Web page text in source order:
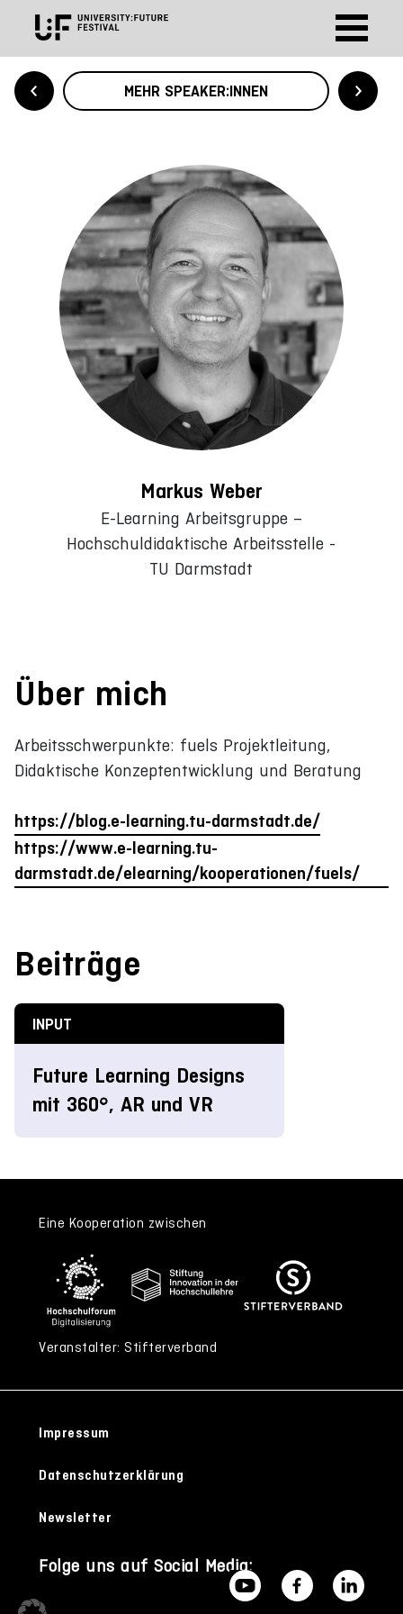
MEHR SPEAKER:INNEN
Markus Weber
E-Learning Arbeitsgruppe –
Hochschuldidaktische Arbeitsstelle -
TU Darmstadt
Über mich
Arbeitsschwerpunkte: fuels Projektleitung,
Didaktische Konzeptentwicklung und Beratung
https://blog.e-learning.tu-darmstadt.de/
https://www.e-learning.tu-
darmstadt.de/elearning/kooperationen/fuels/
Beiträge
INPUT
Future Learning Designs
mit 360°, AR und VR
Eine Kooperation zwischen
Veranstalter: Stifterverband
Impressum
Datenschutzerklärung
Newsletter
Folge uns auf Social Media: